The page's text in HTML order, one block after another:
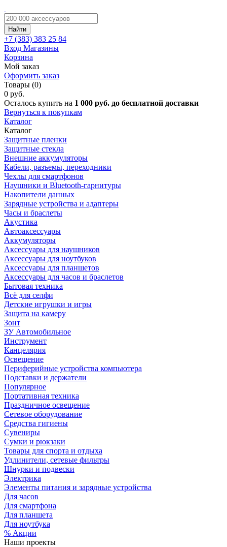
Найти
+7 (383) 383 25 84
Вход Магазины
Корзина
Мой заказ
Оформить заказ
Товары (0)
0 руб.
Осталось купить на 1 000 руб. до бесплатной доставки
Вернуться к покупкам
Каталог
Каталог
Защитные пленки
Защитные стекла
Внешние аккумуляторы
Кабели, разъемы, переходники
Чехлы для смартфонов
Наушники и Bluetooth-гарнитуры
Накопители данных
Зарядные устройства и адаптеры
Часы и браслеты
Акустика
Автоаксессуары
Аккумуляторы
Аксессуары для наушников
Аксессуары для ноутбуков
Аксессуары для планшетов
Аксессуары для часов и браслетов
Бытовая техника
Всё для селфи
Детские игрушки и игры
Защита на камеру
Зонт
ЗУ Автомобильное
Инструмент
Канцелярия
Освещение
Периферийные устройства компьютера
Подставки и держатели
Популярное
Портативная техника
Праздничное освещение
Сетевое оборудование
Средства гигиены
Сувениры
Сумки и рюкзаки
Товары для спорта и отдыха
Удлинители, сетевые фильтры
Шнурки и подвески
Электрика
Элементы питания и зарядные устройства
Для часов
Для смартфона
Для планшета
Для ноутбука
% Акции
Наши проекты